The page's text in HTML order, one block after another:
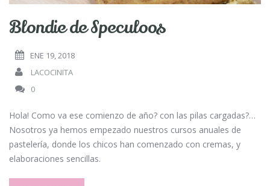
Blondie de Speculoos
ENE 19, 2018
LACOCINITA
0
Hola! Como va ese comienzo de año? con las pilas cargadas?…
Nosotros ya hemos empezado nuestros cursos anuales de
pastelería, donde los chicos han comenzado con cremas, y
elaboraciones sencillas.